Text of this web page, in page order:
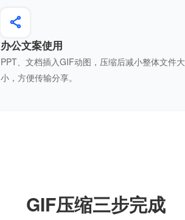
办公文案使用
PPT、文档插入GIF动图，压缩后减小整体文件大
小，方便传输分享。
GIF压缩三步完成